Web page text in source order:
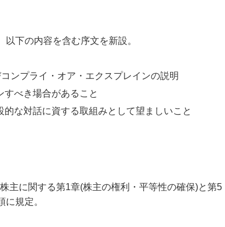
下の内容を含む序文を新設。
ンプライ・オア・エクスプレインの説明
べき場合があること
な対話に資する取組みとして望ましいこと
主に関する第1章(株主の権利・平等性の確保)と第5
規定。